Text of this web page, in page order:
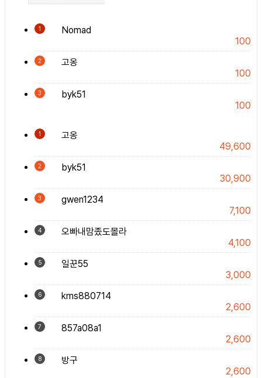
1
Nomad
100
2
고옹
100
3
byk51
100
1
고옹
49,600
2
byk51
30,900
3
gwen1234
7,100
4
오빠내맘좄도몰라
4,100
5
일꾼55
3,000
6
kms880714
2,600
7
857a08a1
2,600
8
방구
2,600